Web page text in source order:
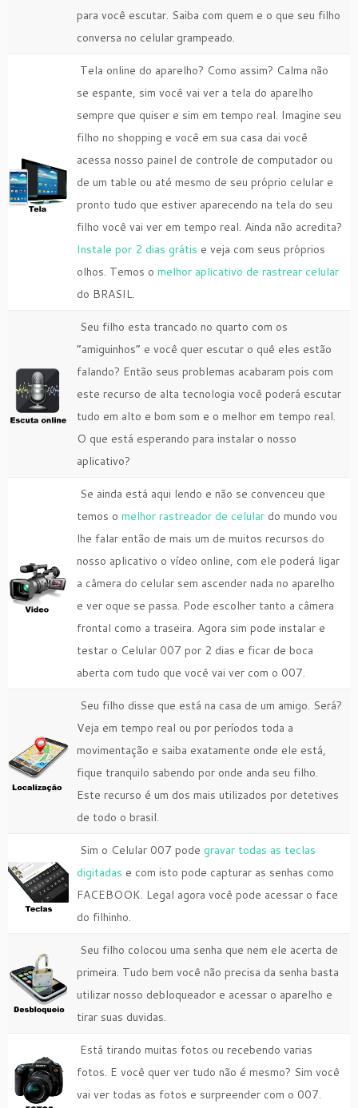
para você escutar. Saiba com quem e o que seu filho
conversa no celular grampeado.
Tela online do aparelho? Como assim? Calma não
se espante, sim você vai ver a tela do aparelho
sempre que quiser e sim em tempo real. Imagine seu
filho no shopping e você em sua casa dai você
acessa nosso painel de controle de computador ou
de um table ou até mesmo de seu próprio celular e
pronto tudo que estiver aparecendo na tela do seu
filho você vai ver em tempo real. Ainda não acredita?
Instale por 2 dias grátis e veja com seus próprios
olhos. Temos o melhor aplicativo de rastrear celular
do BRASIL.
Seu filho esta trancado no quarto com os
“amiguinhos” e você quer escutar o quê eles estão
falando? Então seus problemas acabaram pois com
este recurso de alta tecnologia você poderá escutar
tudo em alto e bom som e o melhor em tempo real.
O que está esperando para instalar o nosso
aplicativo?
Se ainda está aqui lendo e não se convenceu que
temos o melhor rastreador de celular do mundo vou
lhe falar então de mais um de muitos recursos do
nosso aplicativo o vídeo online, com ele poderá ligar
a câmera do celular sem ascender nada no aparelho
e ver oque se passa. Pode escolher tanto a câmera
frontal como a traseira. Agora sim pode instalar e
testar o Celular 007 por 2 dias e ficar de boca
aberta com tudo que você vai ver com o 007.
Seu filho disse que está na casa de um amigo. Será?
Veja em tempo real ou por períodos toda a
movimentação e saiba exatamente onde ele está,
fique tranquilo sabendo por onde anda seu filho.
Este recurso é um dos mais utilizados por detetives
de todo o brasil.
Sim o Celular 007 pode gravar todas as teclas
digitadas e com isto pode capturar as senhas como
FACEBOOK. Legal agora você pode acessar o face
do filhinho.
Seu filho colocou uma senha que nem ele acerta de
primeira. Tudo bem você não precisa da senha basta
utilizar nosso debloqueador e acessar o aparelho e
tirar suas duvidas.
Está tirando muitas fotos ou recebendo varias
fotos. E você quer ver tudo não é mesmo? Sim você
vai ver todas as fotos e surpreender com o 007.